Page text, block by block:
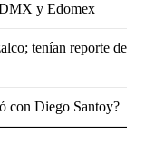
y Edomex
tenían reporte de
con Diego Santoy?